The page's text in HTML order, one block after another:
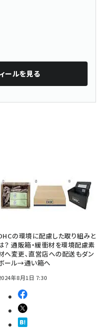
ールを見る
の環境に配慮した取り組みと
？ 通販箱・緩衝材を環境配慮素
へ変更、直営店への配送もダン
ール→通い箱へ
年8月1日 7:30